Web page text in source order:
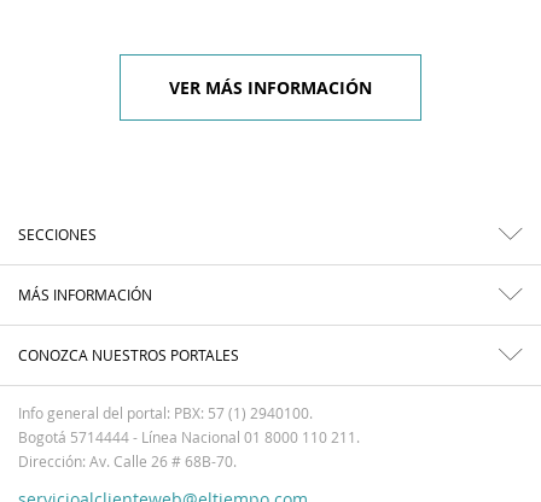
VER MÁS INFORMACIÓN
SECCIONES
MÁS INFORMACIÓN
CONOZCA NUESTROS PORTALES
Info general del portal: PBX: 57 (1) 2940100.
Bogotá 5714444 - Línea Nacional 01 8000 110 211.
Dirección: Av. Calle 26 # 68B-70.